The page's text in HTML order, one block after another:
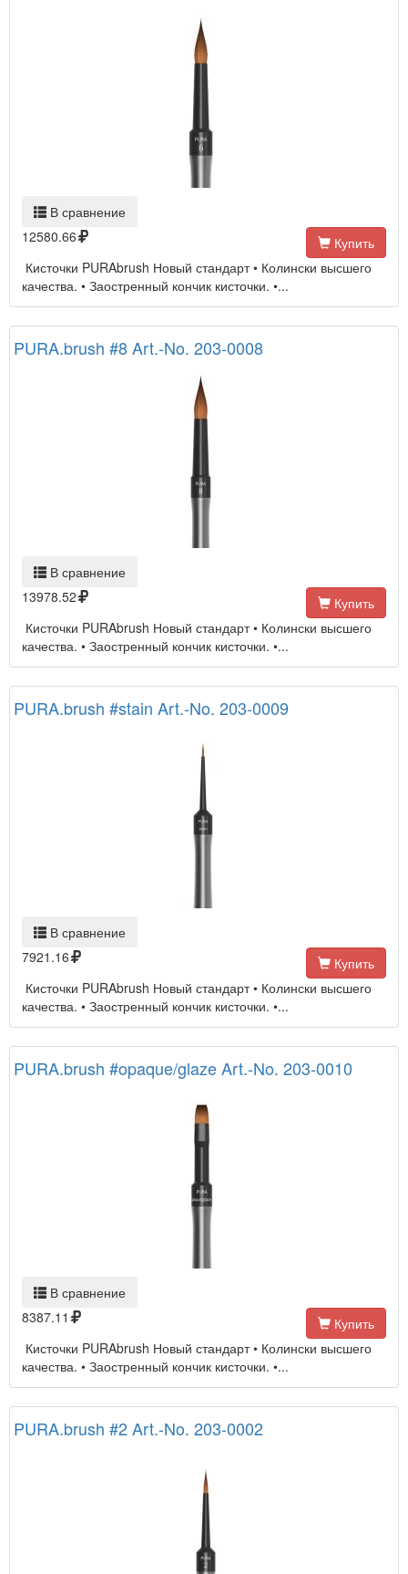
В сравнение
12580.66
Купить
Кисточки PURAbrush Новый стандарт • Колински высшего
качества. • Заостренный кончик кисточки. •...
PURA.brush #8 Art.-No. 203-0008
В сравнение
13978.52
Купить
Кисточки PURAbrush Новый стандарт • Колински высшего
качества. • Заостренный кончик кисточки. •...
PURA.brush #stain Art.-No. 203-0009
В сравнение
7921.16
Купить
Кисточки PURAbrush Новый стандарт • Колински высшего
качества. • Заостренный кончик кисточки. •...
PURA.brush #opaque/glaze Art.-No. 203-0010
В сравнение
8387.11
Купить
Кисточки PURAbrush Новый стандарт • Колински высшего
качества. • Заостренный кончик кисточки. •...
PURA.brush #2 Art.-No. 203-0002